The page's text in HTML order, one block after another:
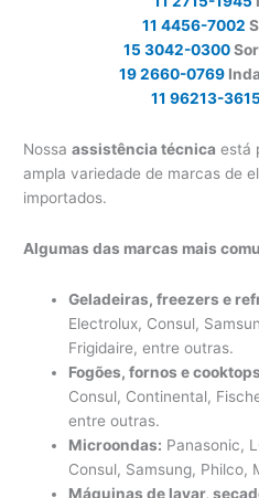
11 4456-7002
15 3042-0300
19 2660-0769
11 96213-3615
Nossaassistência técnica está
ampla variedade de marcas de
importados.
Algumas das marcas mais
Geladeiras, freezers e
Electrolux, Consul,
Frigidaire, entre outras.
Fogões, fornos e
Consul, Continental,
entre outras.
Microondas: Panasonic,
Consul, Samsung, Philco,
Máquinas de lavar,